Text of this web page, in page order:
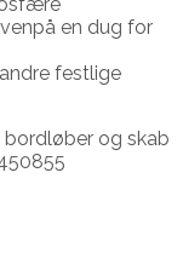
en dug for
festlige
og skab